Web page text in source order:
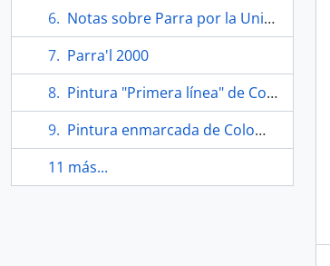
Notas sobre Parra por la Universidad de Oxford
Parra'l 2000
Pintura "Primera línea" de Colombina Parra en carpeta de conservación
Pintura enmarcada de Colombina Parra
11 más...